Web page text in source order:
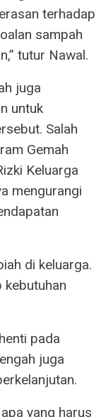
terhadap
sampah
tutur Nawal.
juga
untuk
Salah
Gemah
Keluarga
mengurangi
di keluarga.
pada
juga
yang harus